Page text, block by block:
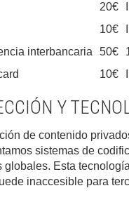
20€
10€
interbancaria
50€
10€
Y
de contenido
sistemas de
globales. Esta
inaccesible para